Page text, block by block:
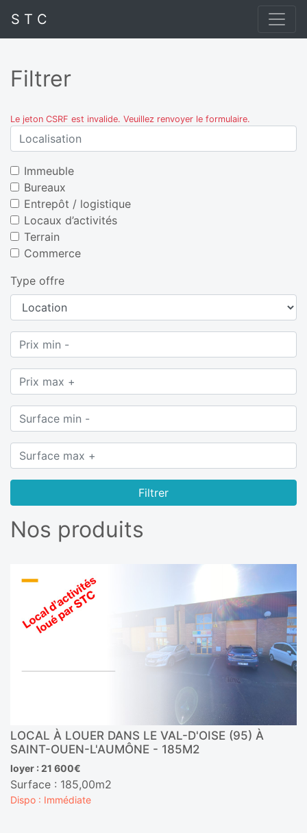
S T C
Filtrer
Le jeton CSRF est invalide. Veuillez renvoyer le formulaire.
Immeuble
Bureaux
Entrepôt / logistique
Locaux d’activités
Terrain
Commerce
Type offre
Filtrer
Nos produits
LOCAL À LOUER DANS LE VAL-D'OISE (95) À
SAINT-OUEN-L'AUMÔNE - 185M2
loyer : 21 600€
Surface : 185,00m2
Dispo : Immédiate